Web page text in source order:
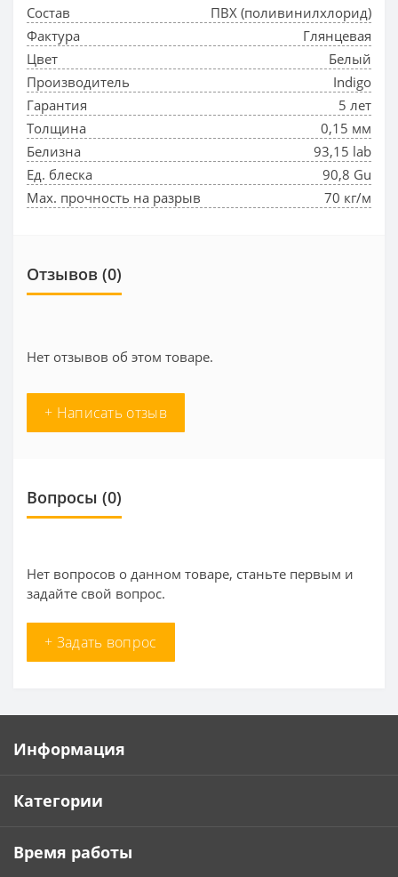
Состав
ПВХ (поливинилхлорид)
Фактура
Глянцевая
Цвет
Белый
Производитель
Indigo
Гарантия
5 лет
Толщина
0,15 мм
Белизна
93,15 lab
Ед. блеска
90,8 Gu
Max. прочность на разрыв
70 кг/м
Отзывов (0)
Нет отзывов об этом товаре.
+ Написать отзыв
Вопросы (0)
Нет вопросов о данном товаре, станьте первым и
задайте свой вопрос.
+ Задать вопрос
Информация
Категории
Время работы